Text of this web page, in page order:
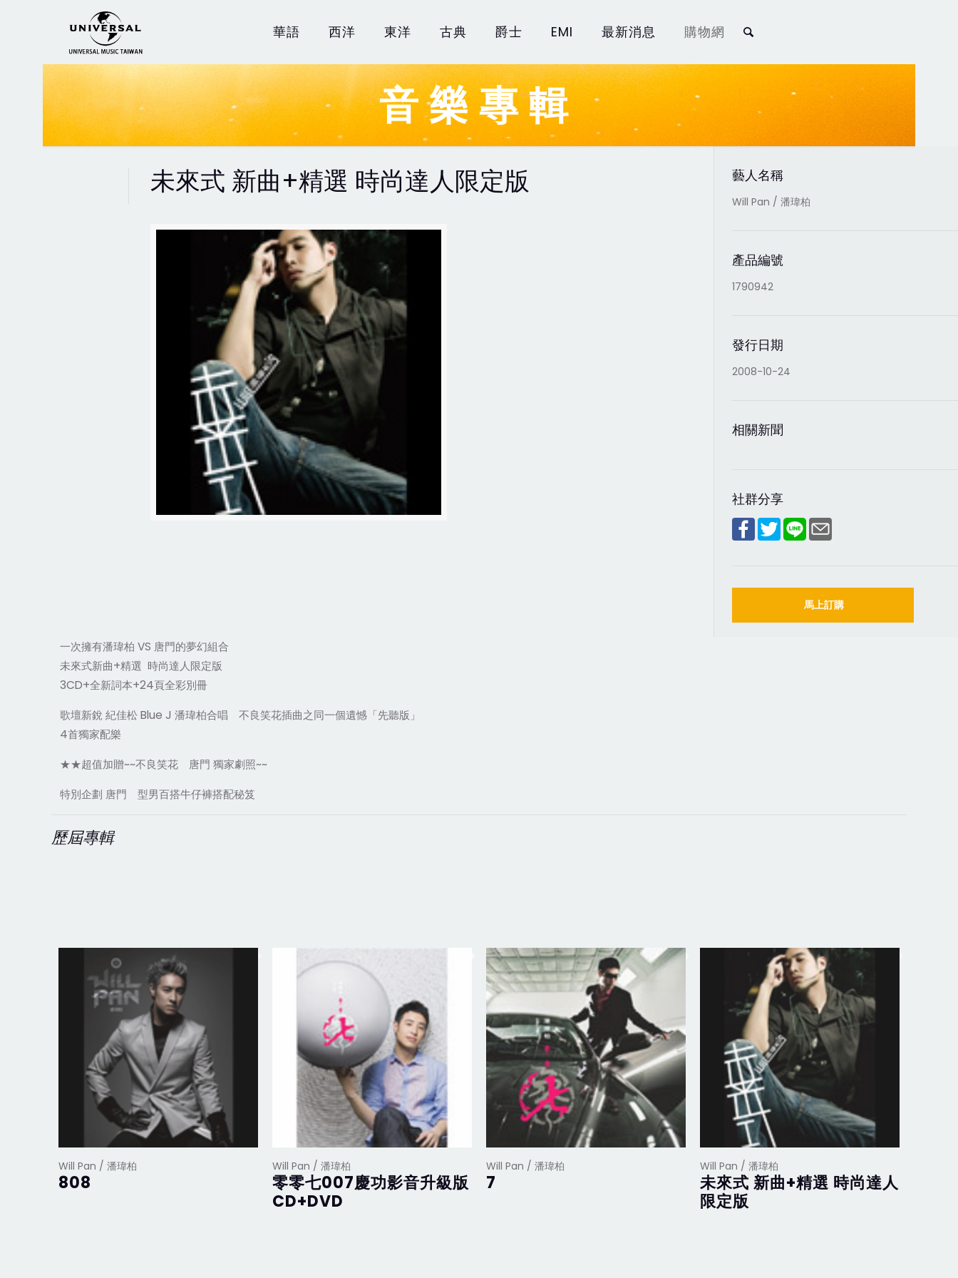
華語 西洋 東洋 古典 爵士 EMI 最新消息 購物網
音樂專輯
未來式 新曲+精選 時尚達人限定版 藝人名稱
Will Pan / 潘瑋柏
產品編號
1790942
發行日期
2008-10-24
相關新聞
社群分享
馬上訂購
一次擁有潘瑋柏 VS 唐門的夢幻組合
未來式新曲+精選 時尚達人限定版
3CD+全新詞本+24頁全彩別冊
歌壇新銳 紀佳松 Blue J 潘瑋柏合唱 不良笑花插曲之同一個遺憾「先聽版」
4首獨家配樂
★★超值加贈~~不良笑花 唐門 獨家劇照~~
特別企劃 唐門 型男百搭牛仔褲搭配秘笈
歷屆專輯
Will Pan / 潘瑋柏
808
Will Pan / 潘瑋柏
零零七007慶功影音升級版
CD+DVD
Will Pan / 潘瑋柏
7
Will Pan / 潘瑋柏
未來式 新曲+精選 時尚達人
限定版